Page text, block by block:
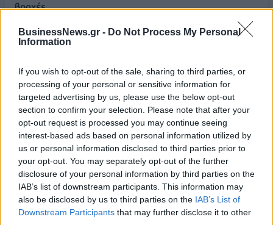
BusinessNews.gr - Do Not Process My Personal
Information
If you wish to opt-out of the sale, sharing to third parties, or
processing of your personal or sensitive information for
targeted advertising by us, please use the below opt-out
section to confirm your selection. Please note that after your
opt-out request is processed you may continue seeing
interest-based ads based on personal information utilized by
us or personal information disclosed to third parties prior to
your opt-out. You may separately opt-out of the further
disclosure of your personal information by third parties on the
IAB’s list of downstream participants. This information may
also be disclosed by us to third parties on the IAB’s List of
Downstream Participants that may further disclose it to other
βροχές
Ειδικό Χωροταξικό για τον Τουρισμό: Οι νέοι
πίεση
08/08/2026 - 13:21 ΤΟΥΡΙΣΜΟΣ
Υπουργείο Εργασίας: Ο “χάρτης” των πληρωμών
από τον e-ΕΦΚΑ και τη ΔΥΠΑ έως τις 14 Αυγούστου
Οι Hamilton Reserve Bank και SEE Capital
Hamilton Ltd. συνάπτουν συμφωνία υπηρεσιών
μάρκετινγκ
08/08/2026 - 13:44 ΕΠΙΧΕΙΡΗΣΕΙΣ